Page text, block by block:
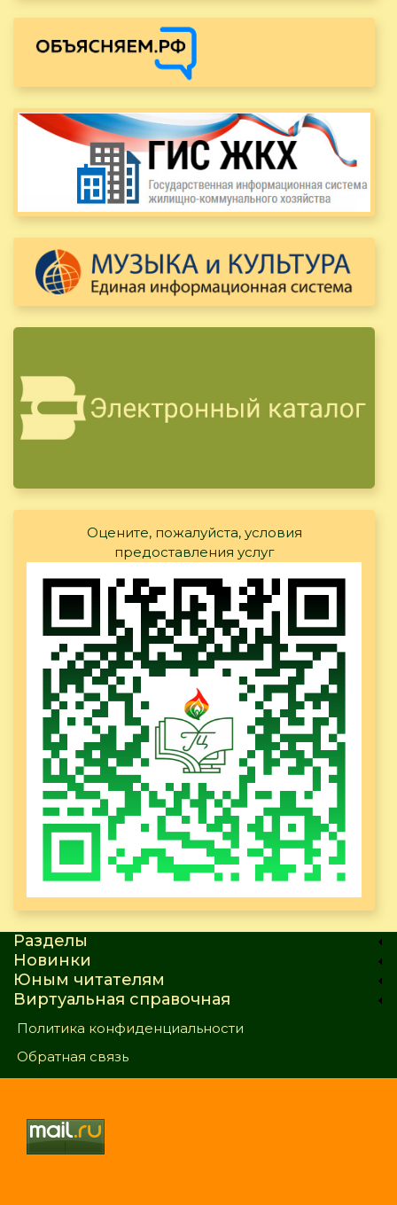
Оцените, пожалуйста, условия
предоставления услуг
Разделы
Новинки
Юным читателям
Виртуальная справочная
Политика конфиденциальности
Обратная связь